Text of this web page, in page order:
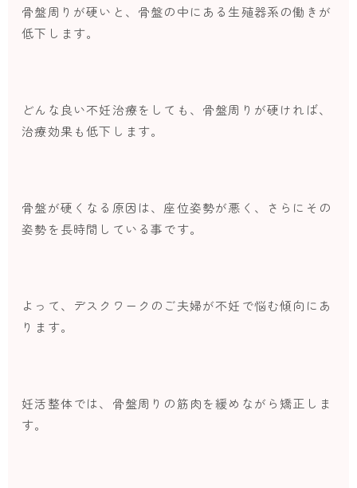
骨盤周りが硬いと、骨盤の中にある生殖器系の働きが
低下します。
どんな良い不妊治療をしても、骨盤周りが硬ければ、
治療効果も低下します。
骨盤が硬くなる原因は、座位姿勢が悪く、さらにその
姿勢を長時間している事です。
よって、デスクワークのご夫婦が不妊で悩む傾向にあ
ります。
妊活整体では、骨盤周りの筋肉を緩めながら矯正しま
す。